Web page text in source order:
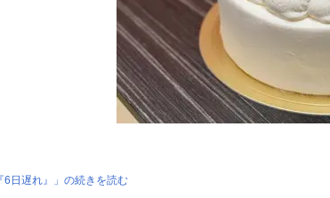
6日遅れ』」の続きを読む